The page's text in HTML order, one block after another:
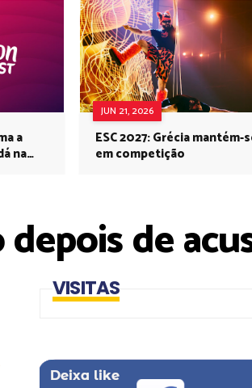
a
na
JUN 21, 2026
ESC 2027: Grécia mantém-
em competição
de
VISITAS